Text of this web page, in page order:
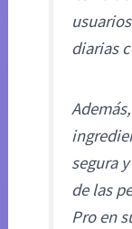
diarias
segura
de las
Pro en